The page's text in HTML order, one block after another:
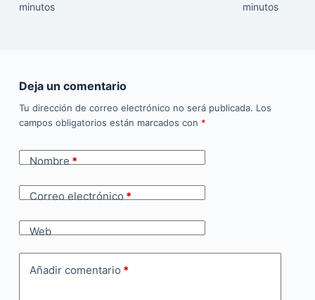
minutos
minutos
Deja un comentario
Tu dirección de correo electrónico no será publicada. Los
campos obligatorios están marcados con *
Nombre*
Correo electrónico*
Web
Añadir comentario *